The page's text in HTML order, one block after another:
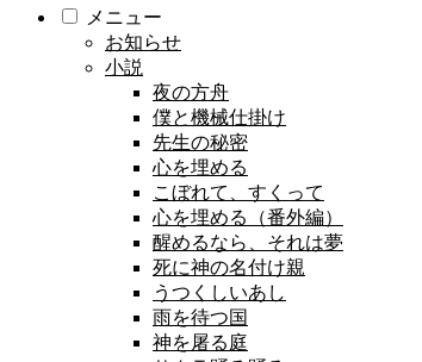
メニュー
お知らせ
小説
夜の方舟
僕と機械仕掛け
先生の秘密
心を埋める
こぼれて、すくって
心を埋める（番外編）
醒めるなら、それは夢
死に神の名付け親
うつくしいあし
雨を待つ国
神を屠る庭